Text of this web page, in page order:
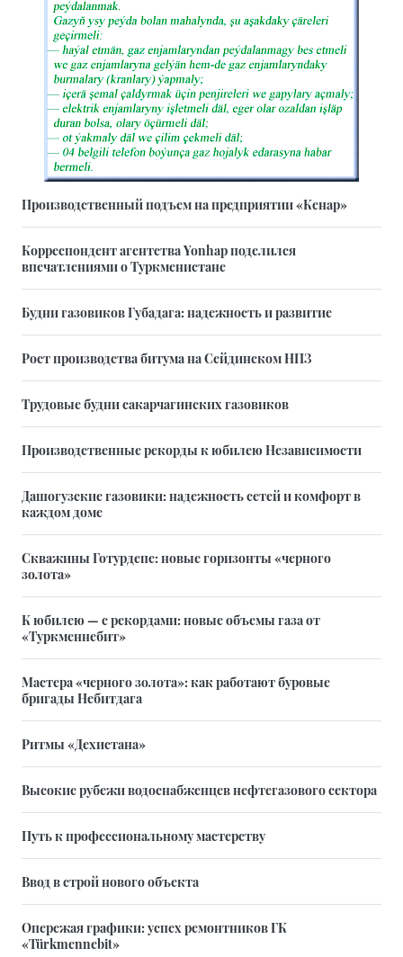
Производственный подъем на предприятии «Кенар»
Корреспондент агентства Yonhap поделился
впечатлениями о Туркменистане
Будни газовиков Губадага: надежность и развитие
Рост производства битума на Сейдинском НПЗ
Трудовые будни сакарчагинских газовиков
Производственные рекорды к юбилею Независимости
Дашогузские газовики: надежность сетей и комфорт в
каждом доме
Скважины Готурдепе: новые горизонты «черного
золота»
К юбилею — с рекордами: новые объемы газа от
«Туркменнебит»
Мастера «черного золота»: как работают буровые
бригады Небитдага
Ритмы «Дехистана»
Высокие рубежи водоснабженцев нефтегазового сектора
Путь к профессиональному мастерству
Ввод в строй нового объекта
Опережая графики: успех ремонтников ГК
«Türkmennebit»